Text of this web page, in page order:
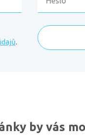
.
by vás